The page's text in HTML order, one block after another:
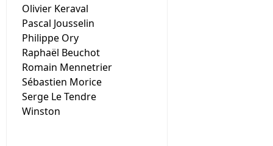
Olivier Keraval
Pascal Jousselin
Philippe Ory
Raphaël Beuchot
Romain Mennetrier
Sébastien Morice
Serge Le Tendre
Winston